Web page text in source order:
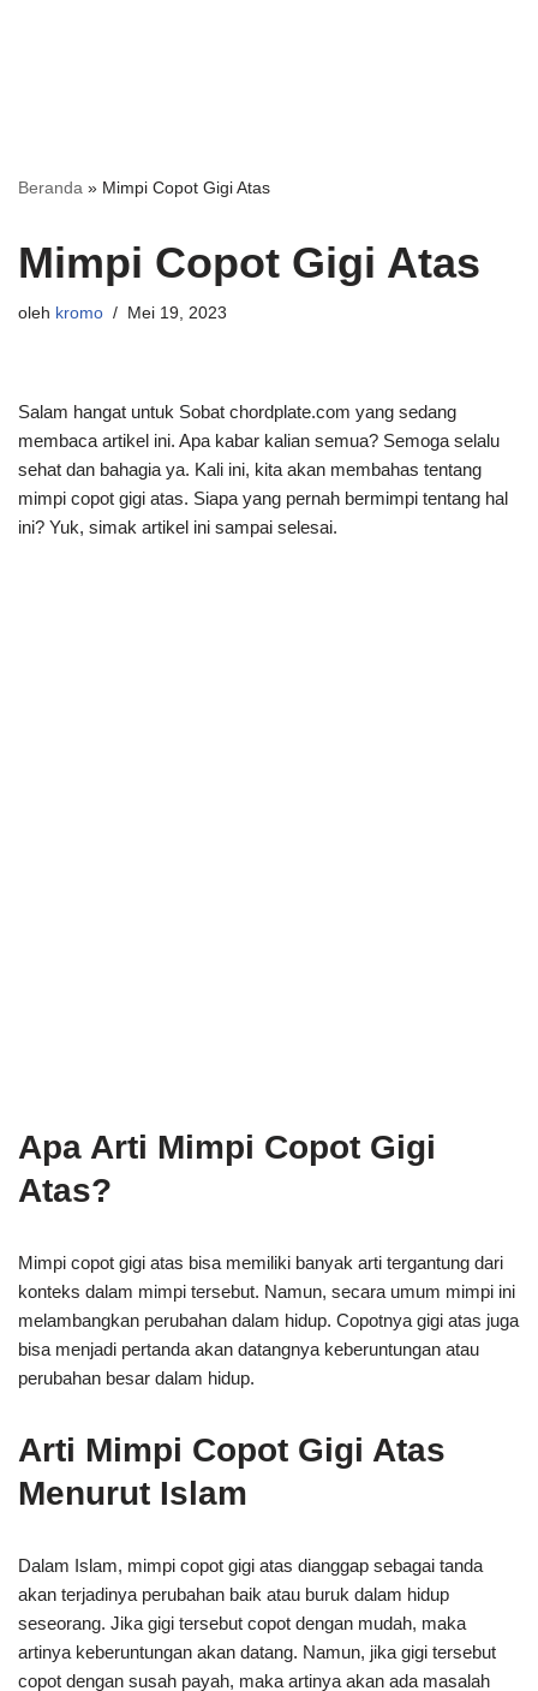
Beranda » Mimpi Copot Gigi Atas
Mimpi Copot Gigi Atas
oleh kromo Mei 19, 2023
Salam hangat untuk Sobat chordplate.com yang sedang
membaca artikel ini. Apa kabar kalian semua? Semoga selalu
sehat dan bahagia ya. Kali ini, kita akan membahas tentang
mimpi copot gigi atas. Siapa yang pernah bermimpi tentang hal
ini? Yuk, simak artikel ini sampai selesai.
Apa Arti Mimpi Copot Gigi
Atas?
Mimpi copot gigi atas bisa memiliki banyak arti tergantung dari
konteks dalam mimpi tersebut. Namun, secara umum mimpi ini
melambangkan perubahan dalam hidup. Copotnya gigi atas juga
bisa menjadi pertanda akan datangnya keberuntungan atau
perubahan besar dalam hidup.
Arti Mimpi Copot Gigi Atas
Menurut Islam
Dalam Islam, mimpi copot gigi atas dianggap sebagai tanda
akan terjadinya perubahan baik atau buruk dalam hidup
seseorang. Jika gigi tersebut copot dengan mudah, maka
artinya keberuntungan akan datang. Namun, jika gigi tersebut
copot dengan susah payah, maka artinya akan ada masalah